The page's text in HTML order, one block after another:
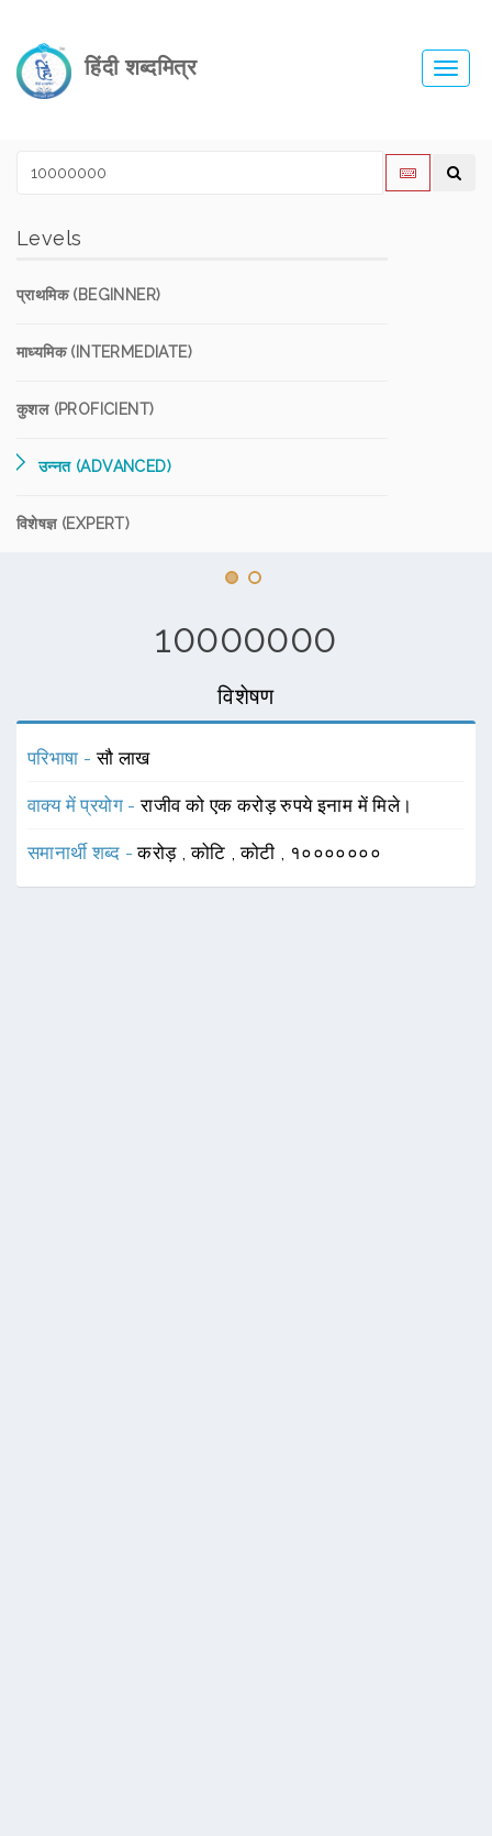
हिंदी शब्दमित्र
Levels
प्राथमिक (BEGINNER)
माध्यमिक (INTERMEDIATE)
कुशल (PROFICIENT)
उन्नत (ADVANCED)
विशेषज्ञ (EXPERT)
10000000
विशेषण
परिभाषा -सौ लाख
वाक्य में प्रयोग -राजीव को एक करोड़ रुपये इनाम में मिले।
समानार्थी शब्द -करोड़ ,कोटि ,कोटी , १०००००००